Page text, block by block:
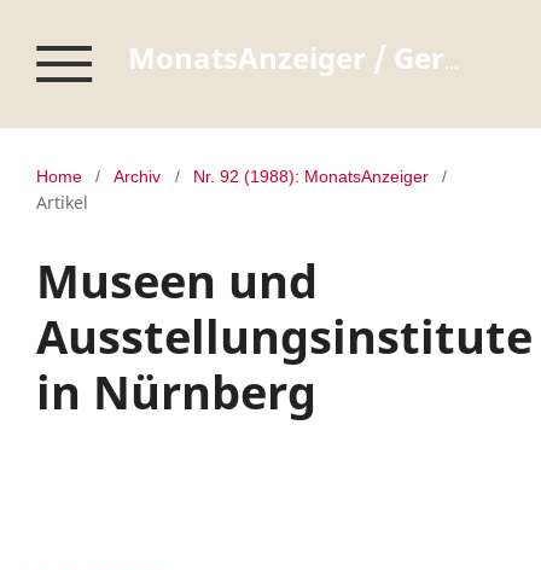
MonatsAnzeiger / Germanisches Nationalmuseum Nürnberg
Home / Archiv / Nr. 92 (1988): MonatsAnzeiger /
Artikel
Museen und
Ausstellungsinstitute
in Nürnberg